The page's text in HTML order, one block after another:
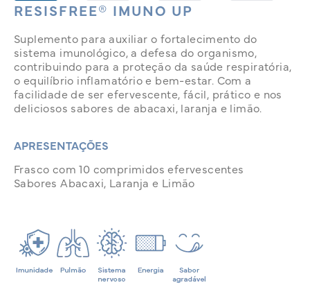
RESISFREE® IMUNO UP
Suplemento para auxiliar o fortalecimento do
sistema imunológico, a defesa do organismo,
contribuindo para a proteção da saúde respiratória,
o equilíbrio inflamatório e bem-estar. Com a
facilidade de ser efervescente, fácil, prático e nos
deliciosos sabores de abacaxi, laranja e limão.
APRESENTAÇÕES
Frasco com 10 comprimidos efervescentes
Sabores Abacaxi, Laranja e Limão